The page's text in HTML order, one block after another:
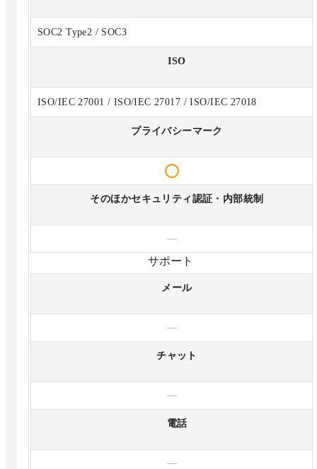
SOC2 Type2 / SOC3
ISO
ISO/IEC 27001 / ISO/IEC 27017 / ISO/IEC 27018
プライバシーマーク
そのほかセキュリティ認証・内部統制
—
サポート
メール
—
チャット
—
電話
—